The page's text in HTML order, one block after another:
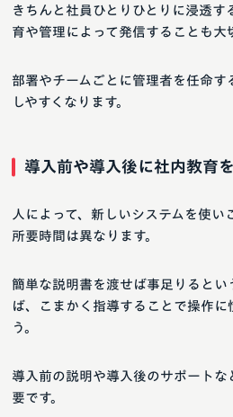
きちんと社員ひとりひとりに浸透す
育や管理によって発信することも大
部署やチームごとに管理者を任命す
しやすくなります。
導入前や導入後に社内教育
人によって、新しいシステムを使い
所要時間は異なります。
簡単な説明書を渡せば事足りると
ば、こまかく指導することで操作に
う。
導入前の説明や導入後のサポートな
要です。